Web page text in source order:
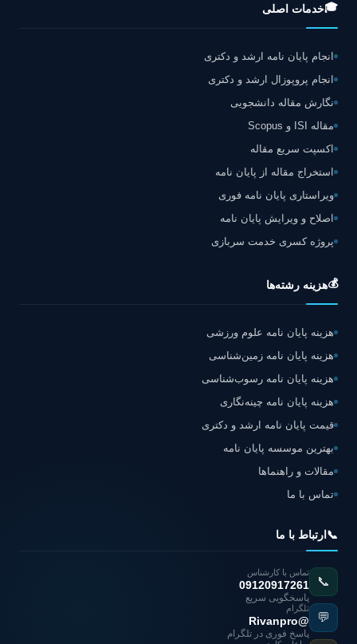
🎓خدمات اصلی
انجام پایان نامه ارشد و دکتری
انجام پروپوزال ارشد و دکتری
نگارش مقاله دانشجویی
مقاله ISI و Scopus
اکسپت سریع مقاله
استخراج مقاله از پایان نامه
ویراستاری پایان نامه فوری
اصلاح و ویرایش پایان نامه
پروژه کسری خدمت سربازی
💰هزینه رشته‌ها
هزینه پایان نامه علوم ورزشی
هزینه پایان نامه زمین‌شناسی
هزینه پایان نامه رسوب‌شناسی
هزینه پایان نامه چینه‌نگاری
قیمت پایان نامه ارشد و دکتری
بهترین موسسه پایان نامه
مقالات و راهنماها
تماس با ما
📞 ارتباط با ما
📞
تماس با کارشناس
09120917261
پاسخگویی سریع
💬
تلگرام
@Rivanpro
پاسخ فوری در تلگرام